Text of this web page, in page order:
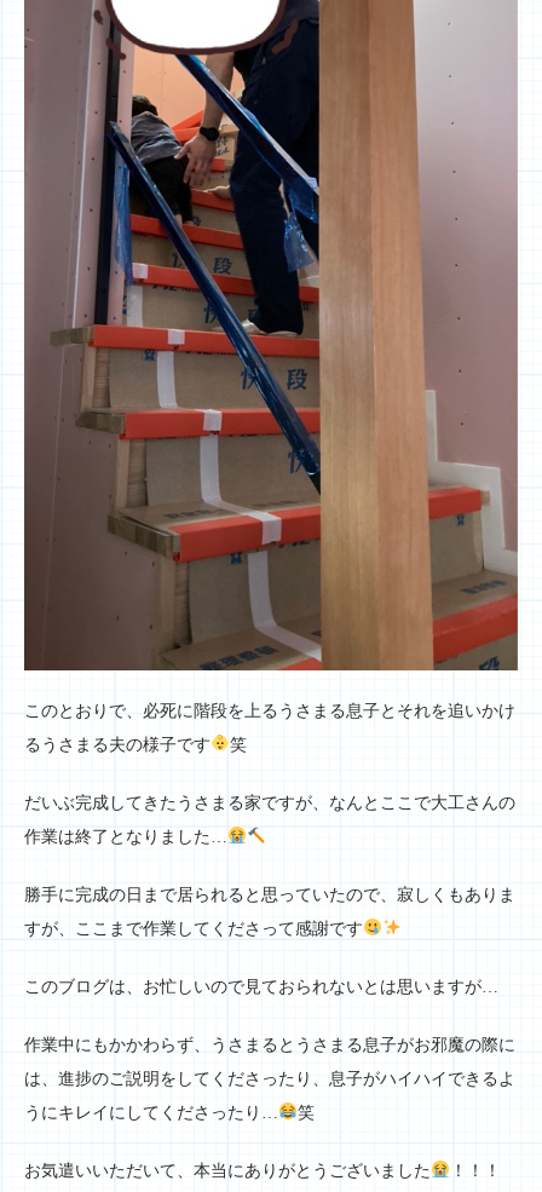
このとおりで、必死に階段を上るうさまる息子とそれを追いかけ
るうさまる夫の様子です
笑
だいぶ完成してきたうさまる家ですが、なんとここで大工さんの
作業は終了となりました…
勝手に完成の日まで居られると思っていたので、寂しくもありま
すが、ここまで作業してくださって感謝です
このブログは、お忙しいので見ておられないとは思いますが…
作業中にもかかわらず、うさまるとうさまる息子がお邪魔の際に
は、進捗のご説明をしてくださったり、息子がハイハイできるよ
うにキレイにしてくださったり…
笑
お気遣いいただいて、本当にありがとうございました ！！！